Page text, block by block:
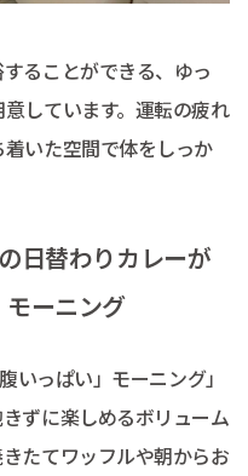
ることができる、ゆっ
しています。運転の疲れ
いた空間で体をしっか
日替わりカレーが
ーニング
っぱい」モーニング」
ずに楽しめるボリューム
たてワッフルや朝からお